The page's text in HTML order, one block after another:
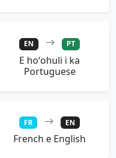
EN PT
E hoʻohuli i ka
Portuguese
FR EN
French e English